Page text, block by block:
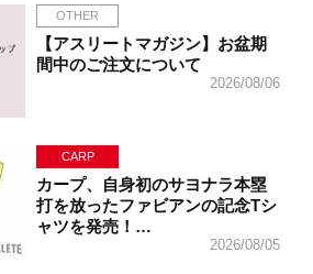
OTHER
【アスリートマガジン】お盆期
間中のご注文について
2026/08/06
CARP
カープ、自身初のサヨナラ本塁
打を放ったファビアンの記念Tシ
ャツを発売！…
2026/08/05